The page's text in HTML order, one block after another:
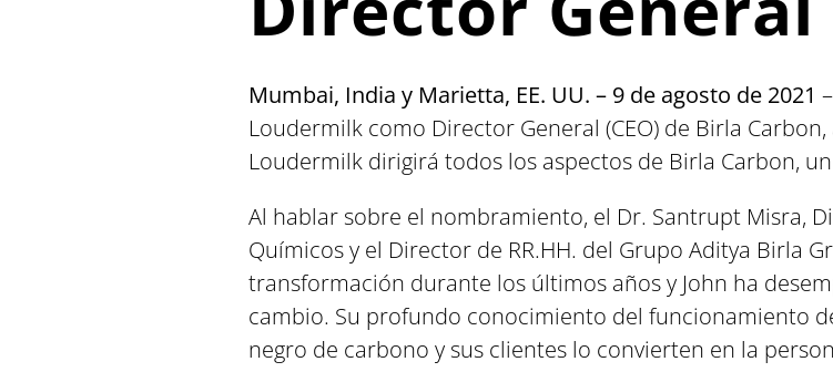
Mumbai, India y Marietta, EE. UU. – 9 de agosto de 2021
Loudermilk como Director General (CEO) de Birla
Loudermilk dirigirá todos los aspectos de Birla Carbon,
Al hablar sobre el nombramiento, el Dr. Santrupt Misra,
Químicos y el Director de RR.HH. del Grupo Aditya Birla
transformación durante los últimos años y John ha
cambio. Su profundo conocimiento del funcionamiento
negro de carbono y sus clientes lo convierten en la